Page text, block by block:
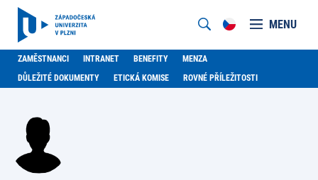
MENU
ZAMĚSTNANCI INTRANET BENEFITY
MENZA
DŮLEŽITÉ DOKUMENTY
ETICKÁ KOMISE ROVNÉ PŘÍLEŽITOSTI